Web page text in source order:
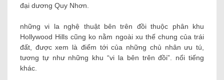
đại dương Quy Nhơn.
những vi la nghệ thuật bên trên đồi thuộc phân khu
Hollywood Hills cũng ko nằm ngoài xu thế chung của trái
đất, được xem là điểm tới của những chủ nhân ưu tú,
tương tự như những khu “vi la bên trên đồi”. nổi tiếng
khác.